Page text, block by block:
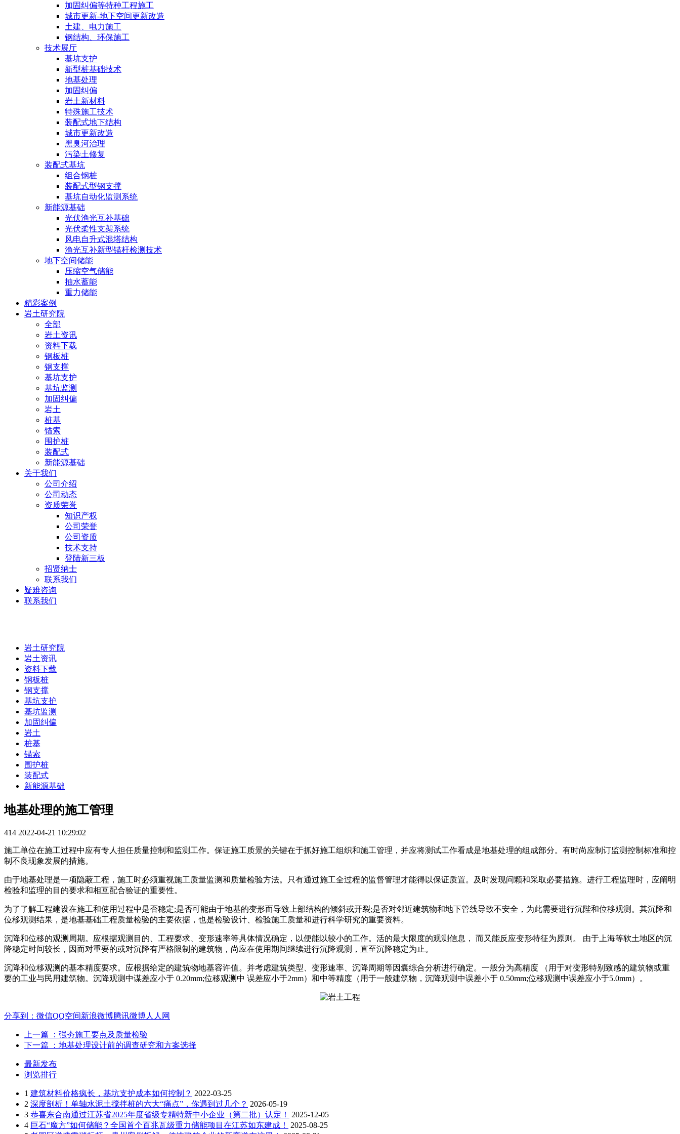
加固纠偏等特种工程施工
城市更新-地下空间更新改造
土建、电力施工
钢结构、环保施工
技术展厅
基坑支护
新型桩基础技术
地基处理
加固纠偏
岩土新材料
特殊施工技术
装配式地下结构
城市更新改造
黑臭河治理
污染土修复
装配式基坑
组合钢桩
装配式型钢支撑
基坑自动化监测系统
新能源基础
光伏渔光互补基础
光伏柔性支架系统
风电自升式混塔结构
渔光互补新型锚杆检测技术
地下空间储能
压缩空气储能
抽水蓄能
重力储能
精彩案例
岩土研究院
全部
岩土资讯
资料下载
钢板桩
钢支撑
基坑支护
基坑监测
加固纠偏
岩土
桩基
锚索
围护桩
装配式
新能源基础
关于我们
公司介绍
公司动态
资质荣誉
知识产权
公司荣誉
公司资质
技术支持
登陆新三板
招贤纳士
联系我们
疑难咨询
联系我们
岩土研究院
岩土资讯
资料下载
钢板桩
钢支撑
基坑支护
基坑监测
加固纠偏
岩土
桩基
锚索
围护桩
装配式
新能源基础
地基处理的施工管理
414 2022-04-21 10:29:02
施工单位在施工过程中应有专人担任质量控制和监测工作。保证施工质景的关键在于抓好施工组织和施工管理，并应将测试工作看成是地基处理的组成部分。有时尚应制订监测控制标准和控
制不良现象发展的措施。
由于地基处理是一项隐蔽工程，施工时必须重视施工质量监测和质量检验方法。只有通过施工全过程的监督管理才能得以保证质置。及时发现问颗和采取必要措施。进行工程监理时，应阐明
检验和监理的目的要求和相互配合验证的重要性。
为了了解工程建设在施工和使用过程中是否稳定;是否可能由于地基的变形而导致上部结构的倾斜或开裂;是否对邻近建筑物和地下管线导致不安全，为此需要进行沉陛和位移观测。其沉降和
位移观测结果，是地基基础工程质量检验的主要依据，也是检验设计、检验施工质量和进行科学研究的重要资料。
沉降和位移的观测周期。应根据观测目的、工程要求、变形速率等具体情况确定，以便能以较小的工作。活的最大限度的观测信息， 而又能反应变形特征为原则。 由于上海等软土地区的沉
降稳定时间较长，因而对重要的或对沉降有严格限制的建筑物，尚应在使用期间继续进行沉降观测，直至沉降稳定为止。
沉降和位移观测的基本精度要求。应根据给定的建筑物地基容许值。并考虑建筑类型、变形速率、沉降周期等因囊综合分析进行确定。一般分为高精度 （用于对变形特别致感的建筑物或重
要的工业与民用建筑物。沉降观测中谋差应小于 0.20mm;位移观测中 误差应小于2mm）和中等精度（用于一般建筑物，沉降观测中误差小于 0.50mm;位移观测中误差应小于5.0mm）。
分享到： 微信QQ空间新浪微博腾讯微博人人网
上一篇
：强夯施工要点及质量检验
下一篇
：地基处理设计前的调查研究和方案选择
最新发布
浏览排行
1 建筑材料价格疯长，基坑支护成本如何控制？ 2022-03-25
2 深度剖析！单轴水泥土搅拌桩的六大“痛点”，你遇到过几个？ 2026-05-19
3 恭喜东合南通过江苏省2025年度省级专精特新中小企业（第二批）认定！
2025-12-05
4 巨石“魔方”如何储能？全国首个百兆瓦级重力储能项目在江苏如东建成！
2025-08-25